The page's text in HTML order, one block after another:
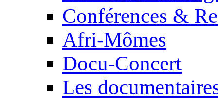
Conférences &
Afri-Mômes
Docu-Concert
Les